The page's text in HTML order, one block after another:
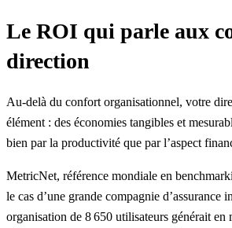
Le ROI qui parle aux
direction
Au-delà du confort organisationnel, votre
élément : des économies tangibles et
bien par la productivité que par l’aspect
MetricNet, référence mondiale en
le cas d’une grande compagnie d’assurance
organisation de 8 650 utilisateurs générait en